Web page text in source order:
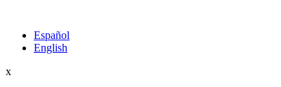
Español
English
x